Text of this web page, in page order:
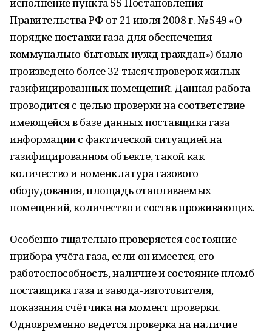
Правительства РФ от 21 июля 2008 г. № 549 «О
порядке поставки газа для обеспечения
коммунально-бытовых нужд граждан») было
произведено более 32 тысяч проверок жилых
газифицированных помещений. Данная работа
проводится с целью проверки на соответствие
имеющейся в базе данных поставщика газа
информации с фактической ситуацией на
газифицированном объекте, такой как
количество и номенклатура газового
оборудования, площадь отапливаемых
помещений, количество и состав проживающих.
Особенно тщательно проверяется состояние
прибора учёта газа, если он имеется, его
работоспособность, наличие и состояние пломб
поставщика газа и завода-изготовителя,
показания счётчика на момент проверки.
Одновременно ведется проверка на наличие